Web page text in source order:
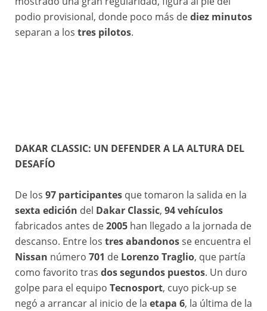
podio provisional, donde poco más dediez minutos
separan a los tres pilotos.
#299 AL-ATTIYAH Nasser (qat), LURQUIN Fabian (bel), The Dacia Sandriders, Dacia, Ultimate, BF Goodrich, FIA W2RC, action during the Stage 6 of the Dakar 2026, on January 9, 2026 between Haïl and Riyadh, Saudi Arabia © A.S.O./F.Le Floc'h/DPPI
DAKAR CLASSIC: UN DEFENDER A LA ALTURA DEL
DESAFÍO
De los 97 participantes que tomaron la salida en la
sexta edición del Dakar Classic, 94 vehículos
fabricados antes de2005 han llegado a la jornada de
descanso. Entre los tres abandonosse encuentra el
Nissan número 701 de Lorenzo Traglio, que partía
como favorito tras dos segundos puestos. Un duro
golpe para el equipo Tecnosport, cuyo pick-up se
negó a arrancar al inicio de la etapa 6, la última de la